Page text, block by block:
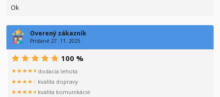
Ok
Overený zákazník
Pridané 27. 11. 2025
100 %
dodacia lehota
kvalita dopravy
kvalita komunikácie